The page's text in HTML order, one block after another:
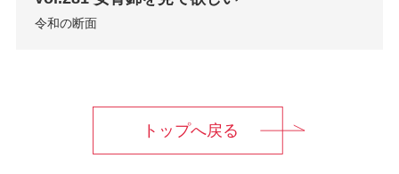
令和の断面
トップへ戻る